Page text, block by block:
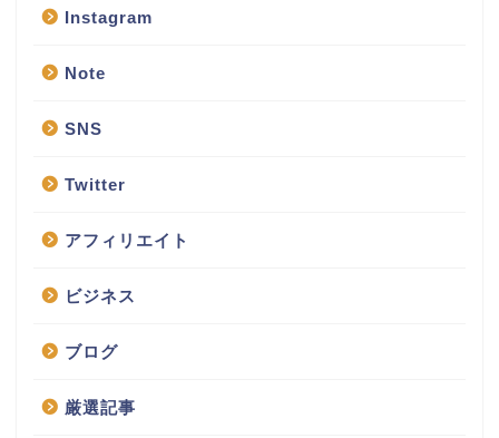
Instagram
Note
SNS
Twitter
アフィリエイト
ビジネス
ブログ
厳選記事